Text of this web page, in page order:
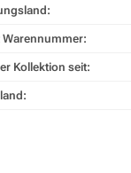
Warennummer:
Kollektion seit: